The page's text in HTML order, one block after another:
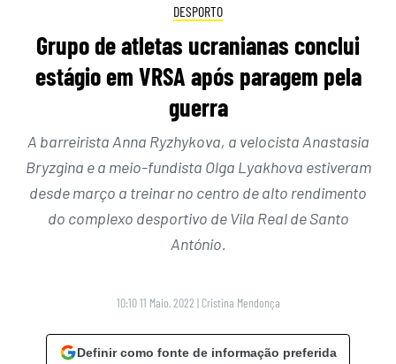
DESPORTO
Grupo de atletas ucranianas conclui
estágio em VRSA após paragem pela
guerra
A barreirista Anna Ryzhykova, a velocista Anastasia
Bryzgina e a meio-fundista Olga Lyakhova estiveram
desde março a treinar no centro de alto rendimento
do complexo desportivo de Vila Real de Santo
António.
10:10 11 Maio, 2022 | Cristina Mendonça
Definir como fonte de informação preferida